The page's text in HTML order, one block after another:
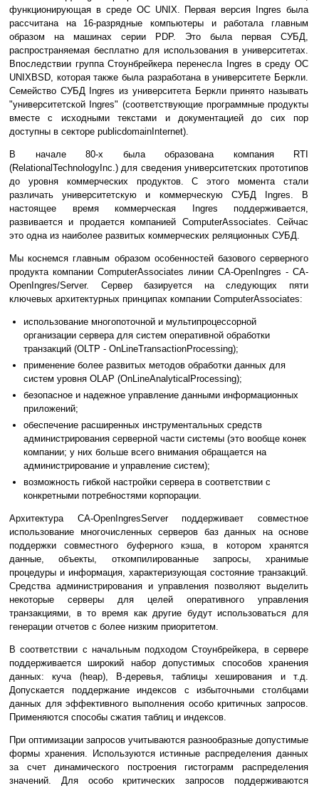
функционирующая в среде ОС UNIX. Первая версия Ingres была
рассчитана на 16-разрядные компьютеры и работала главным
образом на машинах серии PDP. Это была первая СУБД,
распространяемая бесплатно для использования в университетах.
Впоследствии группа Стоунбрейкера перенесла Ingres в среду ОС
UNIXBSD, которая также была разработана в университете Беркли.
Семейство СУБД Ingres из университета Беркли принято называть
"университетской Ingres" (соответствующие программные продукты
вместе с исходными текстами и документацией до сих пор
доступны в секторе publicdomainInternet).
В начале 80-х была образована компания RTI
(RelationalTechnologyInc.) для сведения университетских прототипов
до уровня коммерческих продуктов. С этого момента стали
различать университетскую и коммерческую СУБД Ingres. В
настоящее время коммерческая Ingres поддерживается,
развивается и продается компанией ComputerAssociates. Сейчас
это одна из наиболее развитых коммерческих реляционных СУБД.
Мы коснемся главным образом особенностей базового серверного
продукта компании ComputerAssociates линии CA-OpenIngres - CA-
OpenIngres/Server. Сервер базируется на следующих пяти
ключевых архитектурных принципах компании ComputerAssociates:
использование многопоточной и мультипроцессорной
организации сервера для систем оперативной обработки
транзакций (OLTP - OnLineTransactionProcessing);
применение более развитых методов обработки данных для
систем уровня OLAP (OnLineAnalyticalProcessing);
безопасное и надежное управление данными информационных
приложений;
обеспечение расширенных инструментальных средств
администрирования серверной части системы (это вообще конек
компании; у них больше всего внимания обращается на
администрирование и управление систем);
возможность гибкой настройки сервера в соответствии с
конкретными потребностями корпорации.
Архитектура CA-OpenIngresServer поддерживает совместное
использование многочисленных серверов баз данных на основе
поддержки совместного буферного кэша, в котором хранятся
данные, объекты, откомпилированные запросы, хранимые
процедуры и информация, характеризующая состояние транзакций.
Средства администрирования и управления позволяют выделить
некоторые серверы для целей оперативного управления
транзакциями, в то время как другие будут использоваться для
генерации отчетов с более низким приоритетом.
В соответствии с начальным подходом Стоунбрейкера, в сервере
поддерживается широкий набор допустимых способов хранения
данных: куча (heap), B-деревья, таблицы хеширования и т.д.
Допускается поддержание индексов с избыточными столбцами
данных для эффективного выполнения особо критичных запросов.
Применяются способы сжатия таблиц и индексов.
При оптимизации запросов учитываются разнообразные допустимые
формы хранения. Используются истинные распределения данных
за счет динамического построения гистограмм распределения
значений. Для особо критических запросов поддерживаются